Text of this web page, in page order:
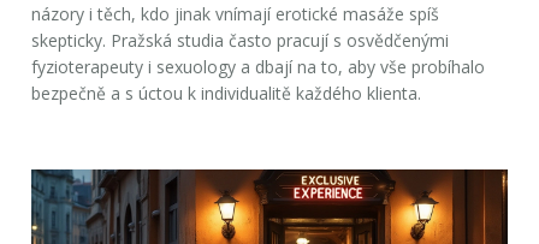
názory i těch, kdo jinak vnímají erotické masáže spíš
skepticky. Pražská studia často pracují s osvědčenými
fyzioterapeuty i sexuology a dbají na to, aby vše probíhalo
bezpečně a s úctou k individualitě každého klienta.